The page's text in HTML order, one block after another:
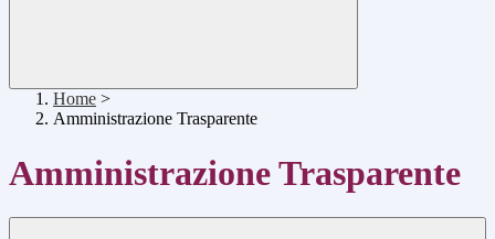
Home >
Amministrazione Trasparente
Amministrazione Trasparente